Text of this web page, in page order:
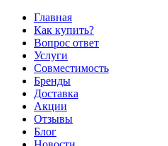
Главная
Как купить?
Вопрос ответ
Услуги
Совместимость
Бренды
Доставка
Акции
Отзывы
Блог